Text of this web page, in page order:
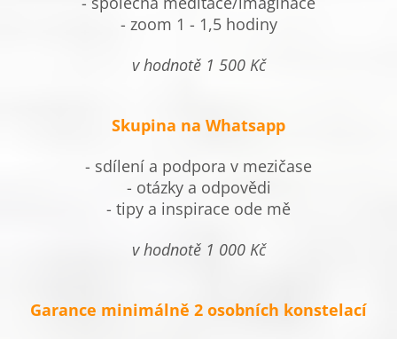
- zoom 1 - 1,5 hodiny
v hodnotě 1 500 Kč
Skupina na Whatsapp
- sdílení a podpora v mezičase
- otázky a odpovědi
- tipy a inspirace ode mě
v hodnotě 1 000 Kč
Garance minimálně 2 osobních konstelací